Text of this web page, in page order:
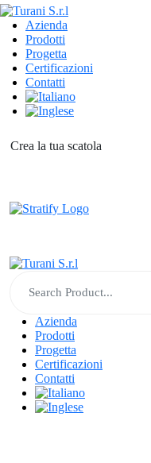
Azienda
Prodotti
Progetta
Certificazioni
Contatti
Crea la tua scatola
Azienda
Prodotti
Progetta
Certificazioni
Contatti